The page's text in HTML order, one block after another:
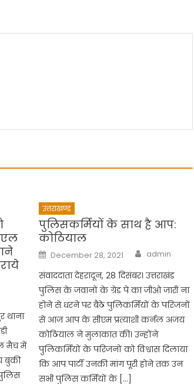
थाना
मैच में
बुकी
उत्तराखण्ड
पुलिसकर्मियों के साथ है आप:
कोठियाल
Posted
on
December 28, 2021 Author
admin
संवाददाता देहरादून, 28 दिसंबर। उत्तराखंड
पुलिस के जवानों के ग्रेड पे का जीओ जारी ना
होने से धरने पर बैठे पुलिकर्मियों के परिजनों
से आज आप के सीएम प्रत्याशी कर्नल अजय
कोठियाल ने मुलाकात की। उन्होंने
पुलिकर्मियों के परिजनों को विश्वास दिलाया
कि आप पार्टी उनकी मांग पूरी होने तक उन
सभी पुलिस कर्मियों के […]